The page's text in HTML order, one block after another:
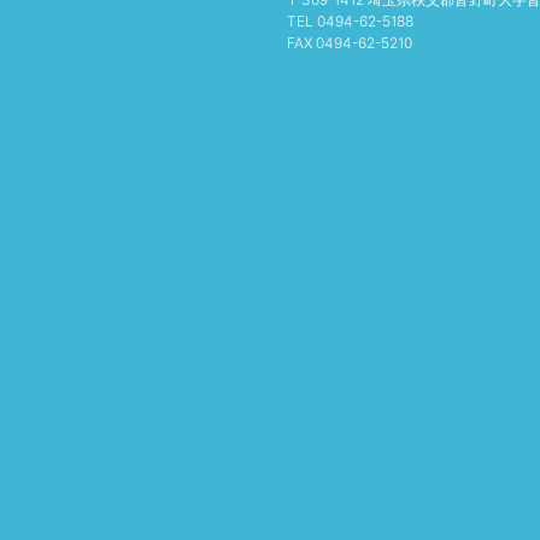
TEL 0494-62-5188
FAX 0494-62-5210